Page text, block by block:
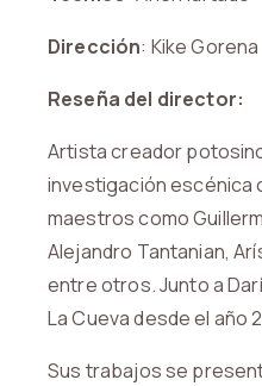
Dirección: Kike Gorena
Reseña del director:
Artista creador
investigación escénica
maestros como
Alejandro Tantanian,
entre otros. Junto a
La Cueva desde el año
Sus trabajos se